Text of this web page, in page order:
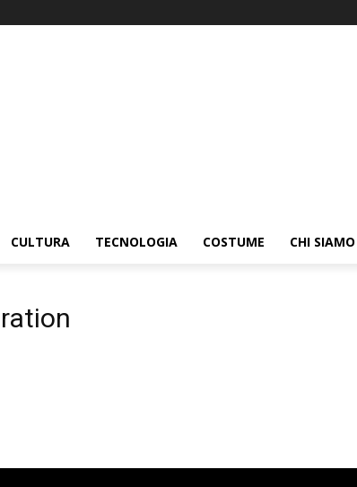
CULTURA TECNOLOGIA COSTUME CHI SIAMO